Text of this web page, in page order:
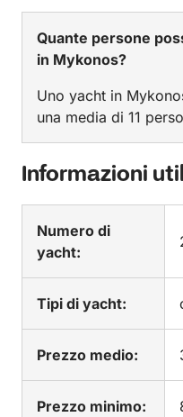
Quante persone
in Mykonos?
Uno yacht in
una media di 11
Informazioni
Numero di
yacht:
Tipi di yacht:
Prezzo medio:
Prezzo minimo: